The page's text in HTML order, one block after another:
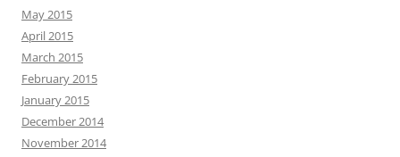
May 2015
April 2015
March 2015
February 2015
January 2015
December 2014
November 2014